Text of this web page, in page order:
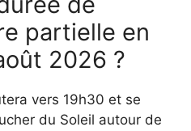
partielle en
2026 ?
vers 19h30 et se
du Soleil autour de